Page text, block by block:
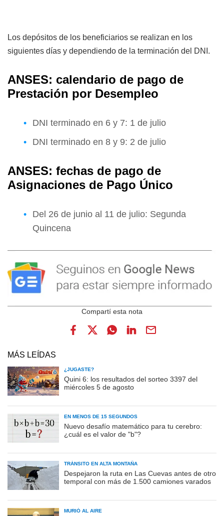
Los depósitos de los beneficiarios se realizan en los
siguientes días y dependiendo de la terminación del DNI.
ANSES: calendario de pago de
Prestación por Desempleo
DNI terminado en 6 y 7: 1 de julio
DNI terminado en 8 y 9: 2 de julio
ANSES: fechas de pago de
Asignaciones de Pago Único
Del 26 de junio al 11 de julio: Segunda
Quincena
MÁS LEÍDAS
¿JUGASTE?
Quini 6: los resultados del sorteo 3397 del
miércoles 5 de agosto
EN MENOS DE 15 SEGUNDOS
Nuevo desafío matemático para tu cerebro:
¿cuál es el valor de "b"?
TRÁNSITO EN ALTA MONTAÑA
Despejaron la ruta en Las Cuevas antes de otro
temporal con más de 1.500 camiones varados
MURIÓ AL AIRE